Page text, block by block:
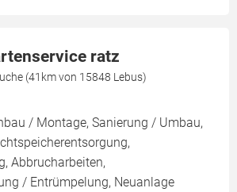
ratz
(41km von 15848 Lebus)
/ Montage, Sanierung / Umbau,
Abbrucharbeiten,
/ Entrümpelung, Neuanlage